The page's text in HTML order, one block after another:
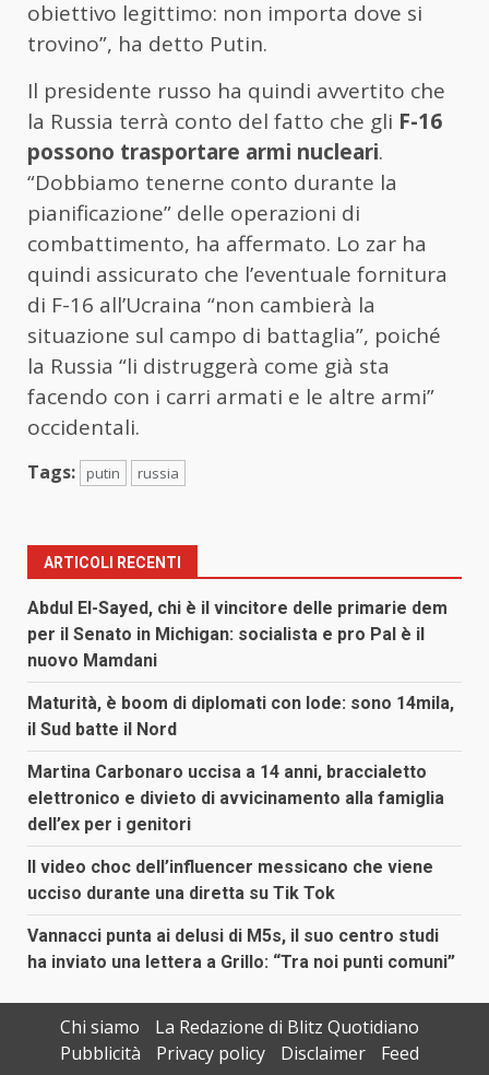
obiettivo legittimo: non importa dove si
trovino”, ha detto Putin.
Il presidente russo ha quindi avvertito che
la Russia terrà conto del fatto che gli F-16
possono trasportare armi nucleari.
“Dobbiamo tenerne conto durante la
pianificazione” delle operazioni di
combattimento, ha affermato. Lo zar ha
quindi assicurato che l’eventuale fornitura
di F-16 all’Ucraina “non cambierà la
situazione sul campo di battaglia”, poiché
la Russia “li distruggerà come già sta
facendo con i carri armati e le altre armi”
occidentali.
Tags: putin russia
ARTICOLI RECENTI
Abdul El-Sayed, chi è il vincitore delle primarie dem
per il Senato in Michigan: socialista e pro Pal è il
nuovo Mamdani
Maturità, è boom di diplomati con lode: sono 14mila,
il Sud batte il Nord
Martina Carbonaro uccisa a 14 anni, braccialetto
elettronico e divieto di avvicinamento alla famiglia
dell’ex per i genitori
Il video choc dell’influencer messicano che viene
ucciso durante una diretta su Tik Tok
Vannacci punta ai delusi di M5s, il suo centro studi
ha inviato una lettera a Grillo: “Tra noi punti comuni”
Chi siamo
La Redazione di Blitz Quotidiano
Pubblicità
Privacy policy Disclaimer Feed